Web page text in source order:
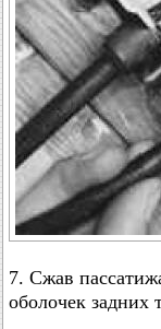
7. Сжав
оболочек задних